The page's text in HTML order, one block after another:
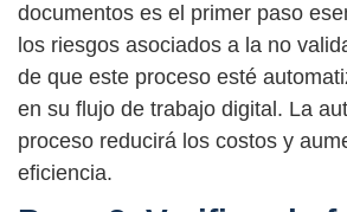
documentos es el primer paso
los riesgos asociados a la no
de que este proceso esté
en su flujo de trabajo digital. La
proceso reducirá los costos y
eficiencia.